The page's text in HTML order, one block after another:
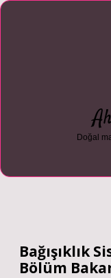
Doğal
Bağışıklık
Bölüm